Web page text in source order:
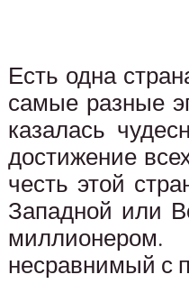
Есть одна
самые разные
казалась
достижение
честь этой
Западной или
несравнимый с